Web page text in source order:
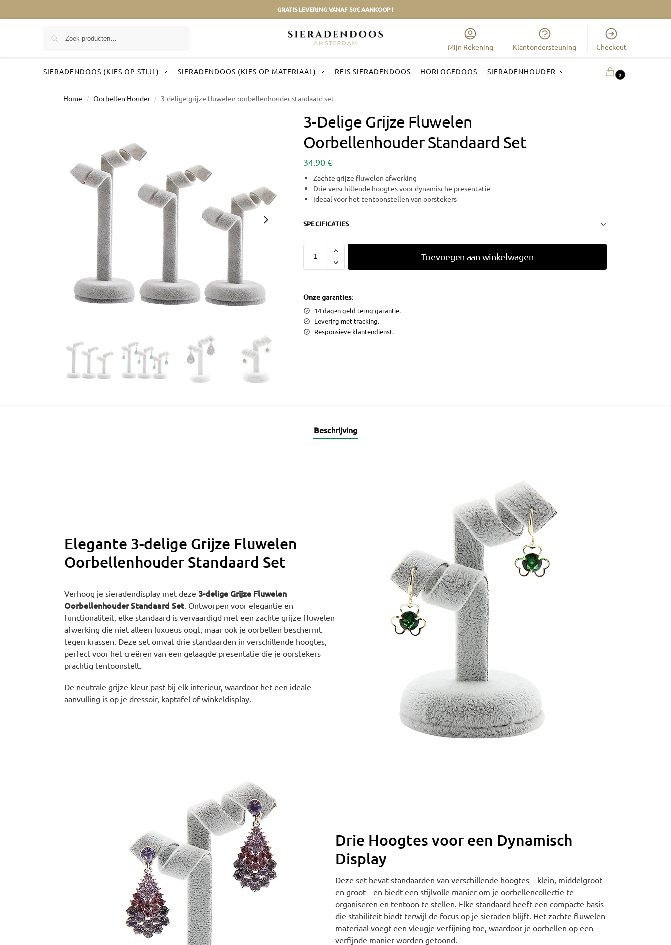
GRATIS LEVERING VANAF 50€ AANKOOP !
Mijn Rekening Klantondersteuning Checkout
SIERADENDOOS (KIES OP STIJL) SIERADENDOOS (KIES OP MATERIAAL) REIS SIERADENDOOS HORLOGEDOOS SIERADENHOUDER 0
Home / Oorbellen Houder / 3-delige grijze fluwelen oorbellenhouder standaard set
3-Delige Grijze Fluwelen
Oorbellenhouder Standaard Set
34.90€
Zachte grijze fluwelen afwerking
Drie verschillende hoogtes voor dynamische presentatie
Ideaal voor het tentoonstellen van oorstekers
SPECIFICATIES
Toevoegen aan winkelwagen
Onze garanties:
14 dagen geld terug garantie.
Levering met tracking.
Responsieve klantendienst.
Beschrijving
Elegante 3-delige Grijze Fluwelen
Oorbellenhouder Standaard Set
Verhoog je sieradendisplay met deze 3-delige Grijze Fluwelen
Oorbellenhouder Standaard Set. Ontworpen voor elegantie en
functionaliteit, elke standaard is vervaardigd met een zachte grijze fluwelen
afwerking die niet alleen luxueus oogt, maar ook je oorbellen beschermt
tegen krassen. Deze set omvat drie standaarden in verschillende hoogtes,
perfect voor het creëren van een gelaagde presentatie die je oorstekers
prachtig tentoonstelt.
De neutrale grijze kleur past bij elk interieur, waardoor het een ideale
aanvulling is op je dressoir, kaptafel of winkeldisplay.
Drie Hoogtes voor een Dynamisch
Display
Deze set bevat standaarden van verschillende hoogtes—klein, middelgroot
en groot—en biedt een stijlvolle manier om je oorbellencollectie te
organiseren en tentoon te stellen. Elke standaard heeft een compacte basis
die stabiliteit biedt terwijl de focus op je sieraden blijft. Het zachte fluwelen
materiaal voegt een vleugje verfijning toe, waardoor je oorbellen op een
verfijnde manier worden getoond.